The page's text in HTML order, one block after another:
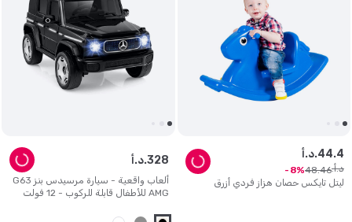
ليتل تايكس حصان هزاز فردي أزرق
د.أ.44.4
د.أ. 48.46
8
ألعاب واقعية - سيارة مرسيدس بنز G63
AMG للأطفال قابلة للركوب - 12 فولت
د.أ.328